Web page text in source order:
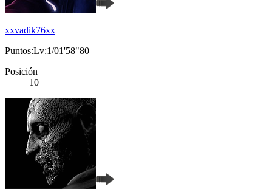
xxvadik76xx
Puntos:Lv:1/01'58"80
Posición
10